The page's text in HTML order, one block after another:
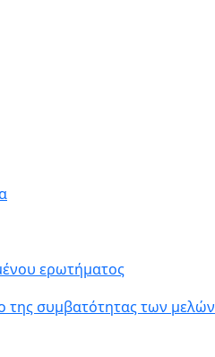
ερωτήματος
της συμβατότητας των μελών